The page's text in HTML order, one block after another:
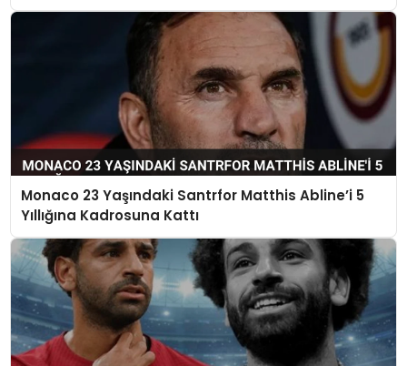
Monaco 23 Yaşındaki Santrfor Matthis Abline’i 5
Yıllığına Kadrosuna Kattı